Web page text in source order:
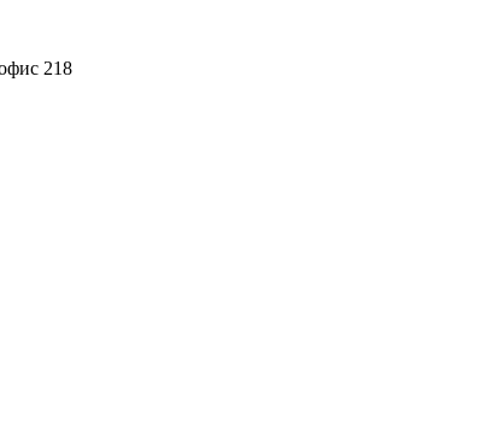
218